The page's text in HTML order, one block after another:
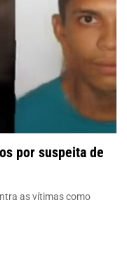
por suspeita de
as vítimas como